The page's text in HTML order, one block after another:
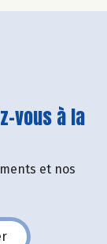
vous à la
et nos